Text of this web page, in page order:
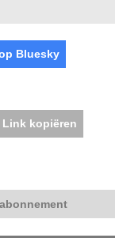
Bluesky
Link kopiëren